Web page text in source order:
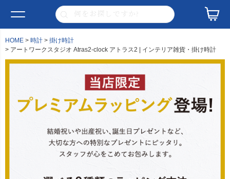
HOME 時計
掛け時計
アートワークスタジオ Atras2-clock アトラス2 | インテリア雑貨・掛け時計